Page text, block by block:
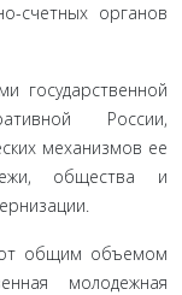
счетных органов
государственной
России,
механизмов ее
общества и
общим объемом
молодежная